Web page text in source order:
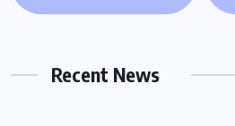
Recent News